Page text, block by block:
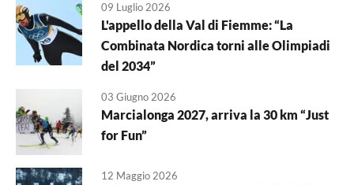
09 Luglio 2026
L'appello della Val di Fiemme: “La
Combinata Nordica torni alle Olimpiadi
del 2034”
03 Giugno 2026
Marcialonga 2027, arriva la 30 km “Just
for Fun”
12 Maggio 2026